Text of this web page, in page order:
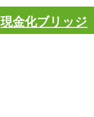
現金化ブリッジ